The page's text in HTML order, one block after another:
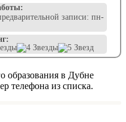
записи: пн-
образования в Дубне
телефона из списка.